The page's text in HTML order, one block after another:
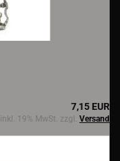
7,15 EUR
inkl. 19% MwSt. zzgl. Versand